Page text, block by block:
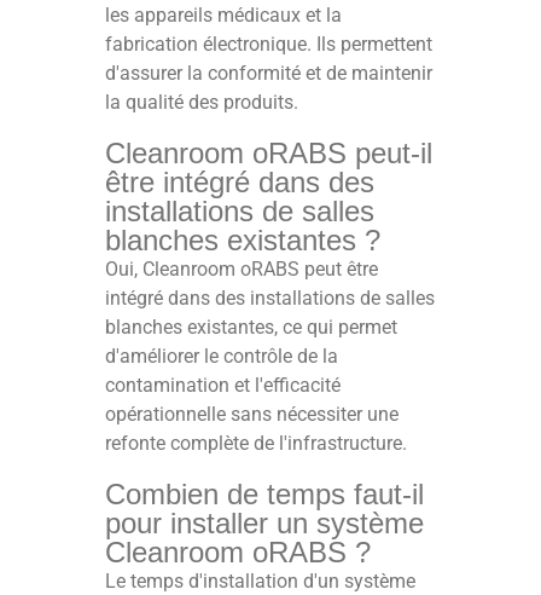
les appareils médicaux et la
fabrication électronique. Ils permettent
d'assurer la conformité et de maintenir
la qualité des produits.
Cleanroom oRABS peut-il
être intégré dans des
installations de salles
blanches existantes ?
Oui, Cleanroom oRABS peut être
intégré dans des installations de salles
blanches existantes, ce qui permet
d'améliorer le contrôle de la
contamination et l'efficacité
opérationnelle sans nécessiter une
refonte complète de l'infrastructure.
Combien de temps faut-il
pour installer un système
Cleanroom oRABS ?
Le temps d'installation d'un système